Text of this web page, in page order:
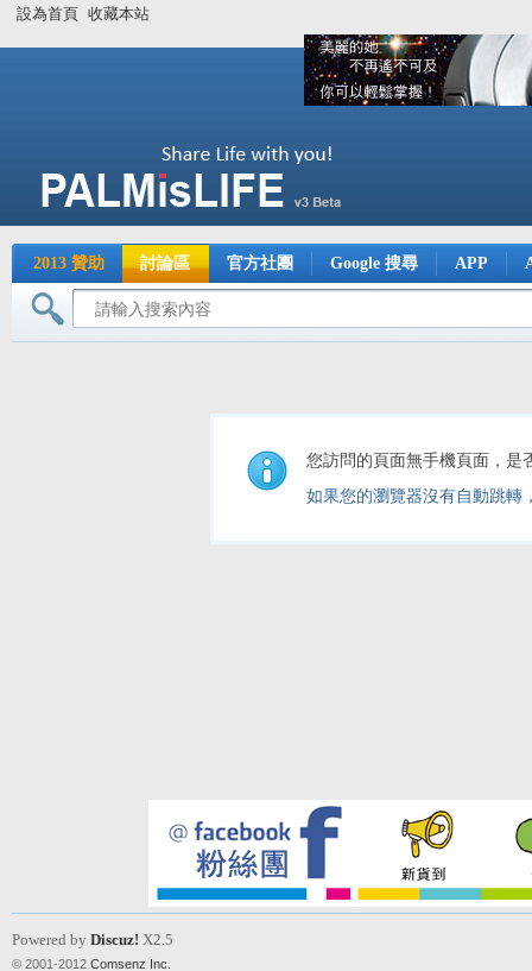
設為首頁 收藏本站
2013 贊助 討論區 官方社團 Google 搜尋 APP
您訪問的頁面無手機頁面，是
如果您的瀏覽器沒有自動跳轉
Powered by Discuz! X2.5
© 2001-2012 Comsenz Inc.